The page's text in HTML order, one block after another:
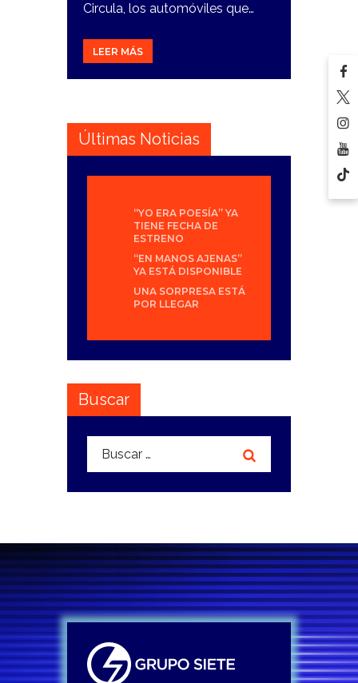
Circula, los automóviles que…
LEER MÁS
Últimas Noticias
“YO ERA POESÍA” YA
TIENE FECHA DE
ESTRENO
“EN MANOS AJENAS”
YA ESTÁ DISPONIBLE
UNA SORPRESA ESTÁ
POR LLEGAR
Buscar
Buscar: